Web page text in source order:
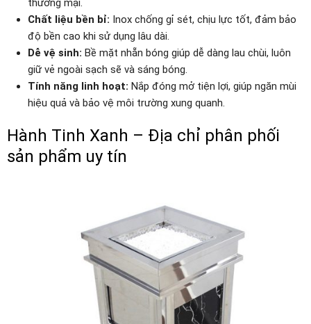
thương mại.
Chất liệu bền bỉ: Inox chống gỉ sét, chịu lực tốt, đảm bảo
độ bền cao khi sử dụng lâu dài.
Dễ vệ sinh: Bề mặt nhẵn bóng giúp dễ dàng lau chùi, luôn
giữ vẻ ngoài sạch sẽ và sáng bóng.
Tính năng linh hoạt: Nắp đóng mở tiện lợi, giúp ngăn mùi
hiệu quả và bảo vệ môi trường xung quanh.
Hành Tinh Xanh – Địa chỉ phân phối
sản phẩm uy tín